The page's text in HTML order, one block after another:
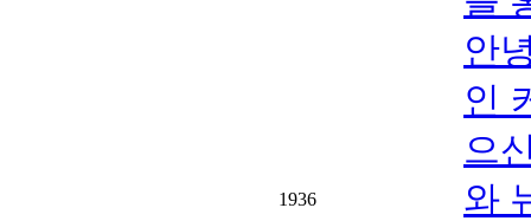
1936
안
인
으
와